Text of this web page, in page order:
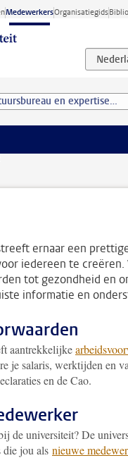
MedewerkersOrganisatiegids
Bestuursbureau en expertisecentra
ernaar een
iedereen te creëren.
tot gezondheid en
informatie en
aantrekkelijke
je salaris, werktijden en
en de Cao.
de universiteit? De
die jou als nieuwe